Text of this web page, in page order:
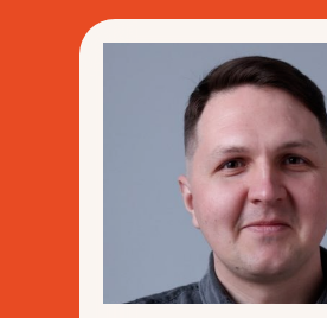
7+ лет продюсер кино
«Настоящий Герой»
и владелец баскетбольной
команды «MARS»